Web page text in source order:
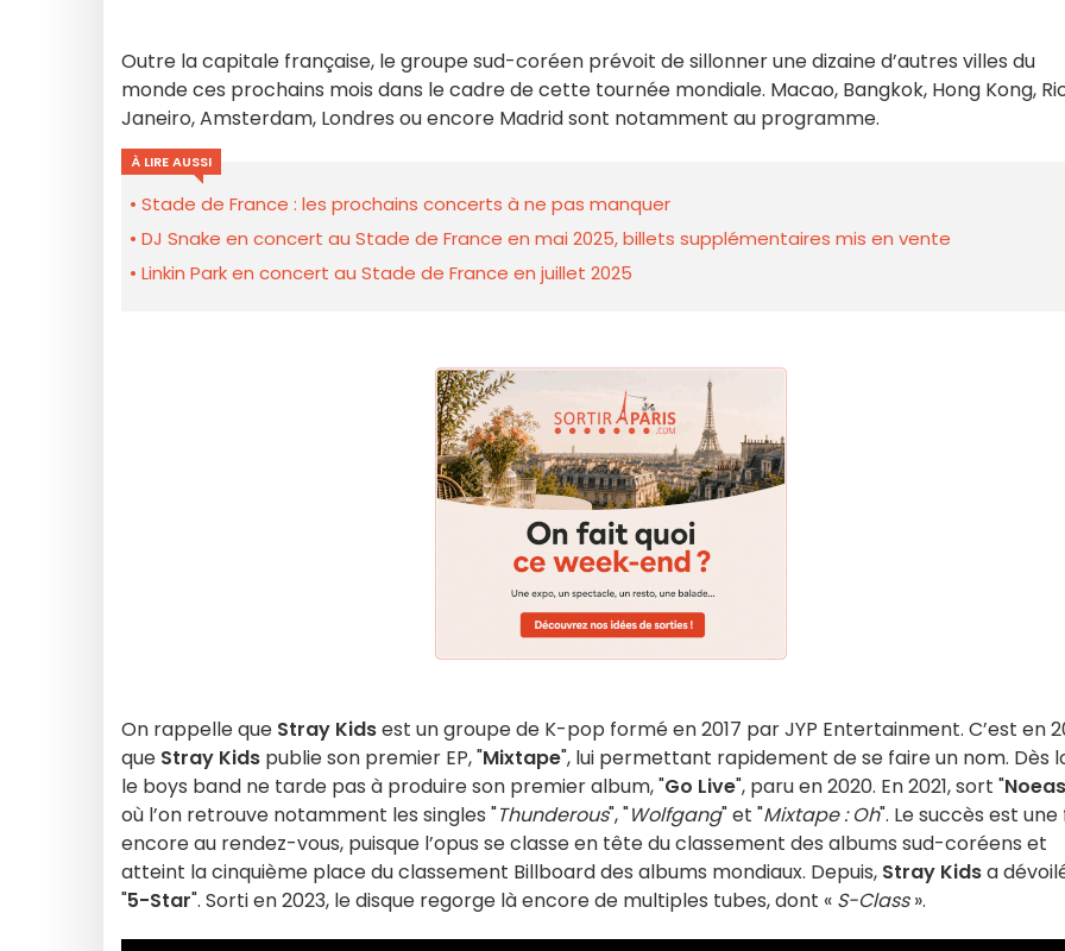
Outre la capitale française, le groupe sud-coréen prévoit de sillonner une dizaine d’autres villes du
monde ces prochains mois dans le cadre de cette tournée mondiale. Macao, Bangkok, Hong Kong,
Janeiro, Amsterdam, Londres ou encore Madrid sont notamment au programme.
À LIRE AUSSI
Stade de France : les prochains concerts à ne pas manquer
DJ Snake en concert au Stade de France en mai 2025, billets supplémentaires mis en vente
Linkin Park en concert au Stade de France en juillet 2025
On rappelle que Stray Kidsest un groupe de K-pop formé en 2017 par JYP Entertainment. C’est en
que Stray Kids publie son premier EP, "Mixtape", lui permettant rapidement de se faire un nom. Dès
le boys band ne tarde pas à produire son premier album, "Go Live", paru en 2020. En 2021, sort "
où l’on retrouve notamment les singles "Thunderous", "Wolfgang" et "Mixtape : Oh". Le succès est une
encore au rendez-vous, puisque l’opus se classe en tête du classement des albums sud-coréens et
atteint la cinquième place du classement Billboard des albums mondiaux. Depuis, Stray Kidsa
"5-Star". Sorti en 2023, le disque regorge là encore de multiples tubes, dont « S-Class».